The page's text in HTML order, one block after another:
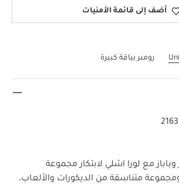
أضف إلى قائمة الأمنيات
رومبر بياقة كبيرة
مع لورا اشلي لابتكار مجموعة
متناسقة من الديكورات والألعاب،